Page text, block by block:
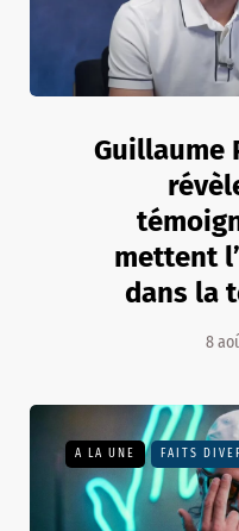
Guillaume
mettent
dans la
8
A LA UNE FAITS